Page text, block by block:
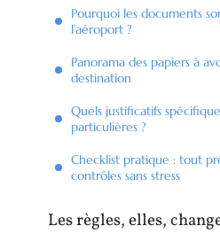
Pourquoi les documents
l’aéroport ?
Panorama des papiers à
destination
Quels justificatifs
particulières ?
Checklist pratique : tout
contrôles sans stress
Les règles, elles,